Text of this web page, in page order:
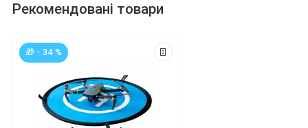
Рекомендовані товари
🎁 - 34 %